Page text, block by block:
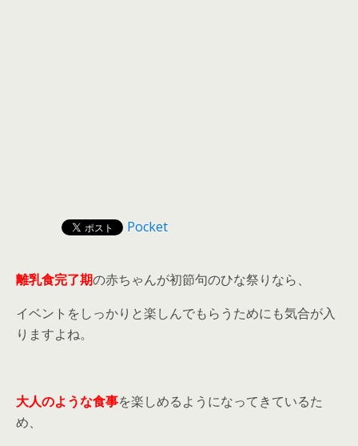
Pocket
離乳食完了期の赤ちゃんが初節句のひな祭りなら、
イベントをしっかりと楽しんでもらうためにも気合が入
りますよね。
大人のような食事を楽しめるようになってきているた
め、